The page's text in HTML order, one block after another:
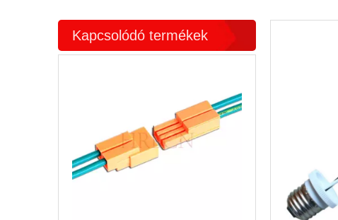
Kapcsolódó termékek